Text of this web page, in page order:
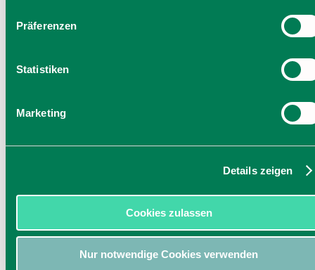
Präferenzen
Statistiken
Marketing
Details zeigen
Cookies zulassen
Nur notwendige Cookies verwenden